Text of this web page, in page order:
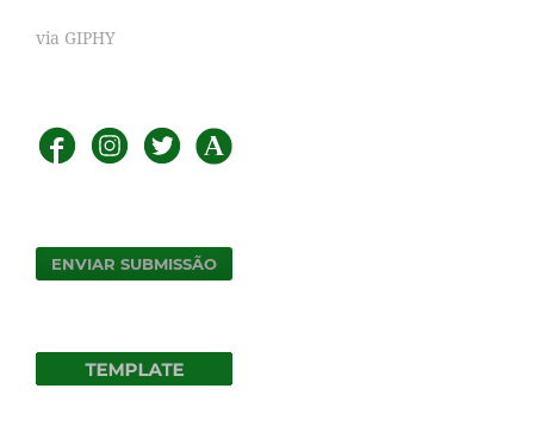
via GIPHY
ENVIAR SUBMISSÃO